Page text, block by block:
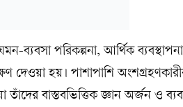
ব্যবসা পরিকল্পনা, আর্থিক
দেওয়া হয়। পাশাপাশি
বাস্তবভিত্তিক জ্ঞান অর্জন ও